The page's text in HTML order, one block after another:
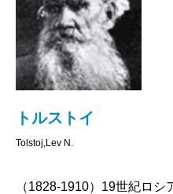
トルストイ
Tolstoj,Lev N.
（1828-1910）19世紀ロ